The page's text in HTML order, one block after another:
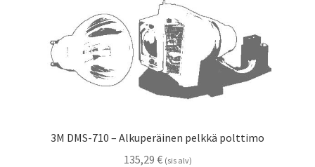
3M DMS-710 – Alkuperäinen pelkkä polttimo
135,29 € (sis alv)